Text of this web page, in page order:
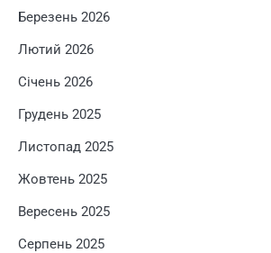
Березень 2026
Лютий 2026
Січень 2026
Грудень 2025
Листопад 2025
Жовтень 2025
Вересень 2025
Серпень 2025